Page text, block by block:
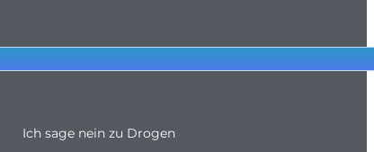
Ich sage nein zu Drogen